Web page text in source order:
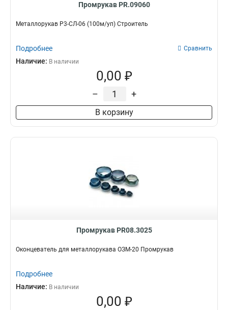
Промрукав PR.09060
Металлорукав Р3-СЛ-06 (100м/уп) Строитель
Подробнее Сравнить
Наличие: В наличии
0,00 ₽
– +
В корзину
Промрукав PR08.3025
Оконцеватель для металлорукава ОЗМ-20 Промрукав
Подробнее
Наличие: В наличии
0,00 ₽